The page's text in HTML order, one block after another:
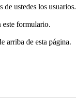
ustedes los usuarios.
este formulario.
arriba de esta página.